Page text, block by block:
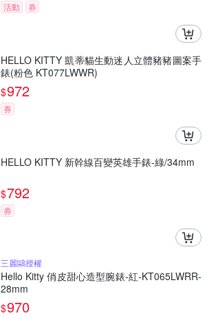
活動 券
HELLO KITTY 凱蒂貓生動迷人立體豬豬圖案手
錶(粉色 KT077LWWR)
$972
券
HELLO KITTY 新幹線百變英雄手錶-綠/34mm
$792
券
三麗鷗授權
Hello Kitty 俏皮甜心造型腕錶-紅-KT065LWRR-
28mm
$970